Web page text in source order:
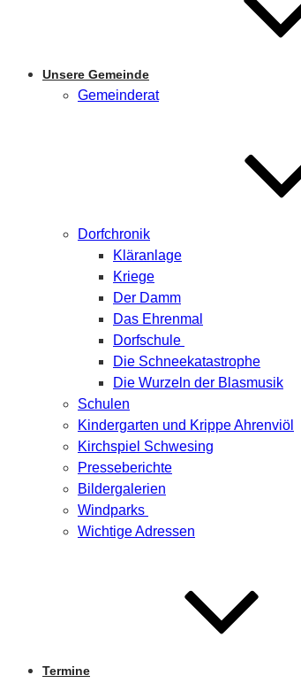
Unsere Gemeinde
Gemeinderat
Dorfchronik
Kläranlage
Kriege
Der Damm
Das Ehrenmal
Dorfschule
Die Schneekatastrophe
Die Wurzeln der Blasmusik
Schulen
Kindergarten und Krippe Ahrenviöl
Kirchspiel Schwesing
Presseberichte
Bildergalerien
Windparks
Wichtige Adressen
Termine